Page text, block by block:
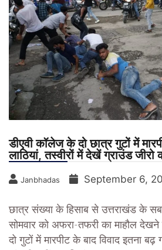
डीएवी कॉलेज के दो छात्र गुटों में
लाठियां, तस्वीरों में देखें ग्राउंड जीरो
Janbhadas September 6,
छात्र संख्या के हिसाब से उत्तराखंड के
सोमवार को अफरा-तफरी का माहौल देखने
दो गुटों में मारपीट के बाद विवाद इतना बढ़